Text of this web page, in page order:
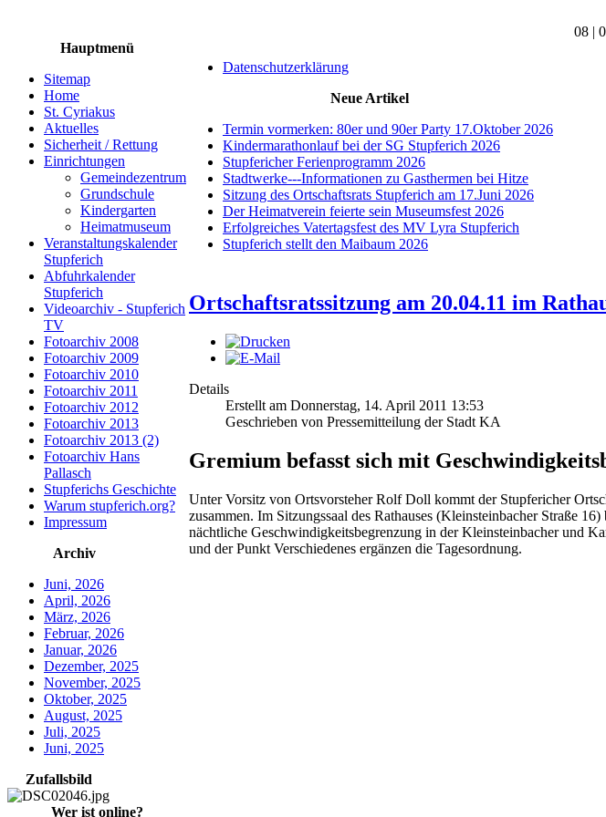
08 |
Hauptmenü
Sitemap
Home
St. Cyriakus
Aktuelles
Sicherheit / Rettung
Einrichtungen
Gemeindezentrum
Grundschule
Kindergarten
Heimatmuseum
Veranstaltungskalender
Stupferich
Abfuhrkalender
Stupferich
Videoarchiv - Stupferich
TV
Fotoarchiv 2008
Fotoarchiv 2009
Fotoarchiv 2010
Fotoarchiv 2011
Fotoarchiv 2012
Fotoarchiv 2013
Fotoarchiv 2013 (2)
Fotoarchiv Hans
Pallasch
Stupferichs Geschichte
Warum stupferich.org?
Impressum
Archiv
Juni, 2026
April, 2026
März, 2026
Februar, 2026
Januar, 2026
Dezember, 2025
November, 2025
Oktober, 2025
August, 2025
Juli, 2025
Juni, 2025
Zufallsbild
Wer ist online?
Datenschutzerklärung
Neue Artikel
Termin vormerken: 80er und 90er Party 17.Oktober 2026
Kindermarathonlauf bei der SG Stupferich 2026
Stupfericher Ferienprogramm 2026
Stadtwerke---Informationen zu Gasthermen bei Hitze
Sitzung des Ortschaftsrats Stupferich am 17.Juni 2026
Der Heimatverein feierte sein Museumsfest 2026
Erfolgreiches Vatertagsfest des MV Lyra Stupferich
Stupferich stellt den Maibaum 2026
Ortschaftsratssitzung am 20.04.11 im
Details
Erstellt am Donnerstag, 14. April 2011 13:53
Geschrieben von Pressemitteilung der Stadt KA
Gremium befasst sich mit
Unter Vorsitz von Ortsvorsteher Rolf Doll kommt der Stupfericher
zusammen. Im Sitzungssaal des Rathauses (Kleinsteinbacher Straße
nächtliche Geschwindigkeitsbegrenzung in der Kleinsteinbacher und
und der Punkt Verschiedenes ergänzen die Tagesordnung.